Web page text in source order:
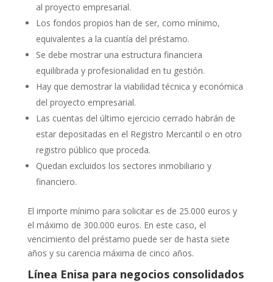
al proyecto empresarial.
Los fondos propios han de ser, como mínimo,
equivalentes a la cuantía del préstamo.
Se debe mostrar una estructura financiera
equilibrada y profesionalidad en tu gestión.
Hay que demostrar la viabilidad técnica y económica
del proyecto empresarial.
Las cuentas del último ejercicio cerrado habrán de
estar depositadas en el Registro Mercantil o en otro
registro público que proceda.
Quedan excluidos los sectores inmobiliario y
financiero.
El importe mínimo para solicitar es de 25.000 euros y
el máximo de 300.000 euros. En este caso, el
vencimiento del préstamo puede ser de hasta siete
años y su carencia máxima de cinco años.
Línea Enisa para negocios consolidados